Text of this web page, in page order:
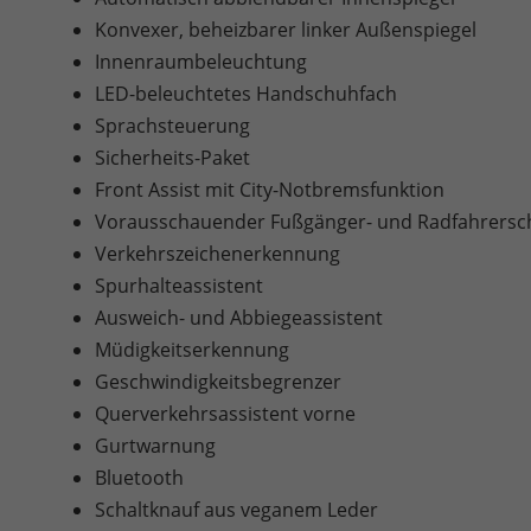
Konvexer, beheizbarer linker Außenspiegel
Innenraumbeleuchtung
LED-beleuchtetes Handschuhfach
Sprachsteuerung
Sicherheits-Paket
Front Assist mit City-Notbremsfunktion
Vorausschauender Fußgänger- und
Verkehrszeichenerkennung
Spurhalteassistent
Ausweich- und Abbiegeassistent
Müdigkeitserkennung
Geschwindigkeitsbegrenzer
Querverkehrsassistent vorne
Gurtwarnung
Bluetooth
Schaltknauf aus veganem Leder